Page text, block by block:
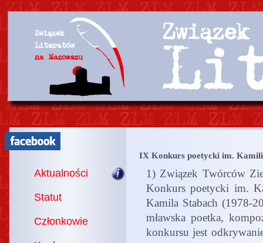
Aktualności
Statut
Członkowie
IX Konkurs poetycki im. Kamili
1) Związek Twórców
Konkurs poetycki im.
Kamila Stabach (1978-
mławska poetka,
konkursu jest